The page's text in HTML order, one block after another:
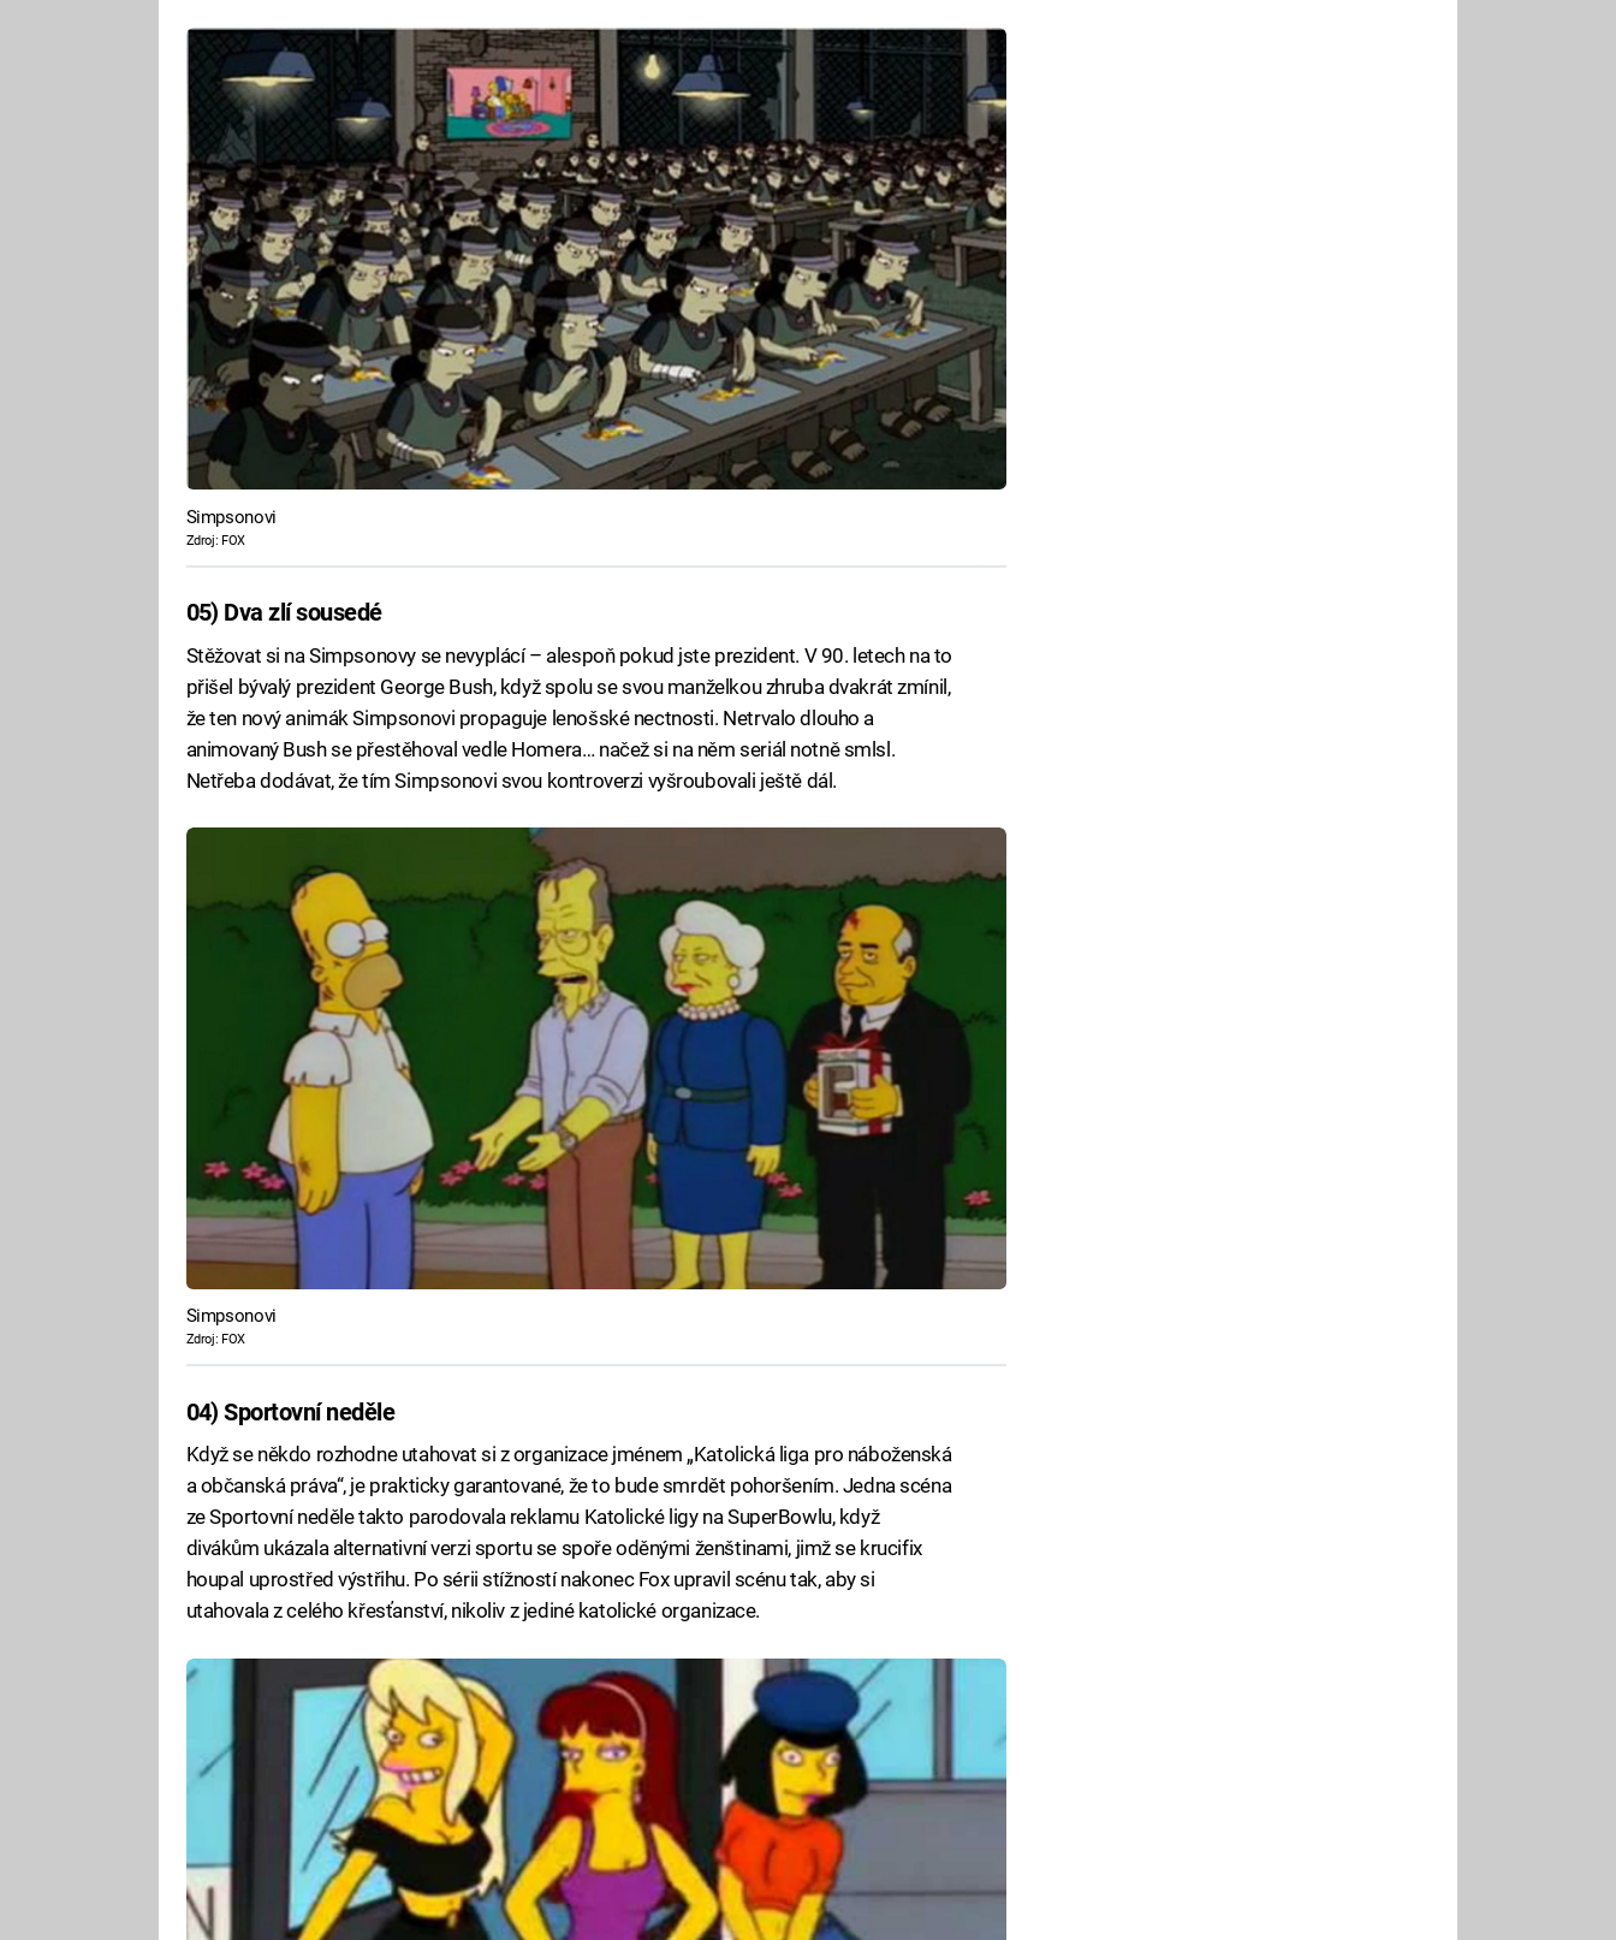
Simpsonovi
Zdroj: FOX
05) Dva zlí sousedé
Stěžovat si na Simpsonovy se nevyplácí – alespoň pokud jste prezident. V 90. letech na to
přišel bývalý prezident George Bush, když spolu se svou manželkou zhruba dvakrát zmínil,
že ten nový animák Simpsonovi propaguje lenošské nectnosti. Netrvalo dlouho a
animovaný Bush se přestěhoval vedle Homera… načež si na něm seriál notně smlsl.
Netřeba dodávat, že tím Simpsonovi svou kontroverzi vyšroubovali ještě dál.
Simpsonovi
Zdroj: FOX
04) Sportovní neděle
Když se někdo rozhodne utahovat si z organizace jménem „Katolická liga pro náboženská
a občanská práva“, je prakticky garantované, že to bude smrdět pohoršením. Jedna scéna
ze Sportovní neděle takto parodovala reklamu Katolické ligy na SuperBowlu, když
divákům ukázala alternativní verzi sportu se spoře oděnými ženštinami, jimž se krucifix
houpal uprostřed výstřihu. Po sérii stížností nakonec Fox upravil scénu tak, aby si
utahovala z celého křesťanství, nikoliv z jediné katolické organizace.